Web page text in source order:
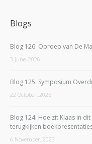
Blogs
Blog 126: Oproep van De
3 June, 2026
Blog 125: Symposium
22 October, 2025
Blog 124: Hoe zit Klaas in
terugkijken
6 November, 2023